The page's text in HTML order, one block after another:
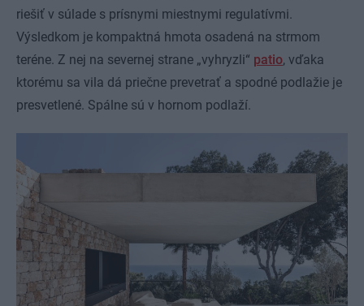
riešiť v súlade s prísnymi miestnymi regulatívmi.
Výsledkom je kompaktná hmota osadená na strmom
teréne. Z nej na severnej strane „vyhryzli“ patio, vďaka
ktorému sa vila dá priečne prevetrať a spodné podlažie je
presvetlené. Spálne sú v hornom podlaží.